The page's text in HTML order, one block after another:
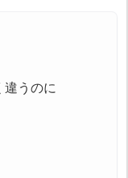
違うのに